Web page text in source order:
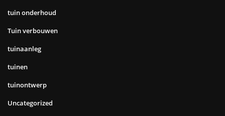
tuin onderhoud
Tuin verbouwen
tuinaanleg
tuinen
tuinontwerp
Uncategorized